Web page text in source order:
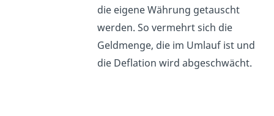
die eigene Währung getauscht
werden. So vermehrt sich die
Geldmenge, die im Umlauf ist und
die Deflation wird abgeschwächt.